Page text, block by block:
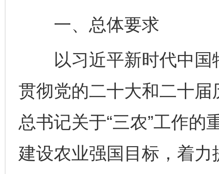
一、总体要求
以习近平新时代中国
贯彻党的二十大和二十
总书记关于“三农”工作
建设农业强国目标，着